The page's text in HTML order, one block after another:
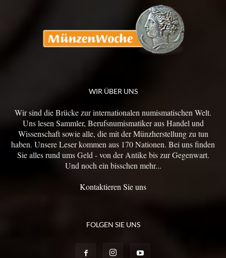
WIR ÜBER UNS
Wir sind die Brücke zur internationalen numismatischen Welt.
Uns lesen Sammler, Berufsnumismatiker aus Handel und
Wissenschaft sowie alle, die mit der Münzherstellung zu tun
haben. Unsere Leser kommen aus 170 Nationen. Bei uns finden
Sie alles rund ums Geld - von der Antike bis zur Gegenwart.
Und noch ein bisschen mehr...
Kontaktieren Sie uns
FOLGEN SIE UNS